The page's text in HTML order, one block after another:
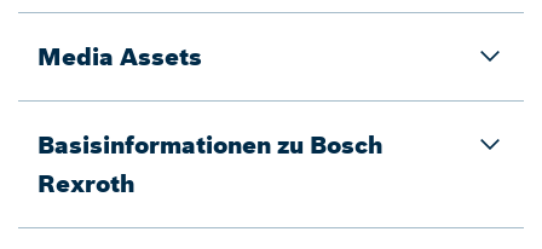
Media Assets
Basisinformationen zu Bosch
Rexroth